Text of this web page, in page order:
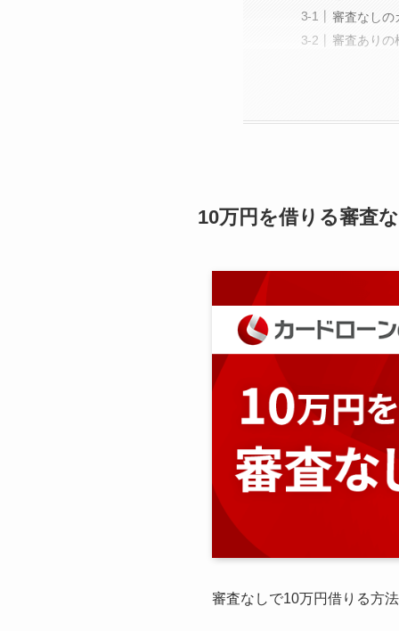
審査なしの
審査ありの
10万円を借りる審査
審査なしで10万円借りる方